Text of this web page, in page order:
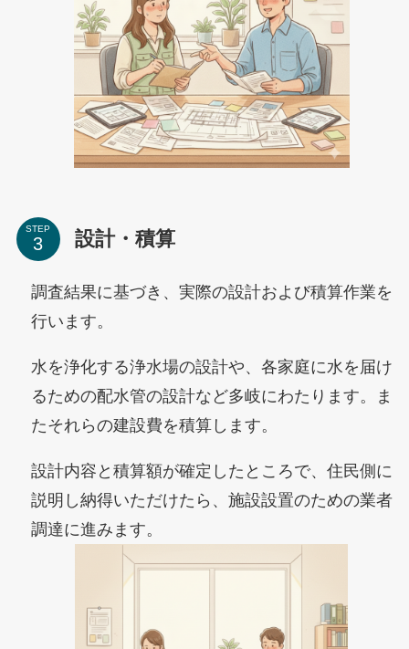
STEP 設計・積算
調査結果に基づき、実際の設計および積算作業を
行います。
水を浄化する浄水場の設計や、各家庭に水を届け
るための配水管の設計など多岐にわたります。ま
たそれらの建設費を積算します。
設計内容と積算額が確定したところで、住民側に
説明し納得いただけたら、施設設置のための業者
調達に進みます。